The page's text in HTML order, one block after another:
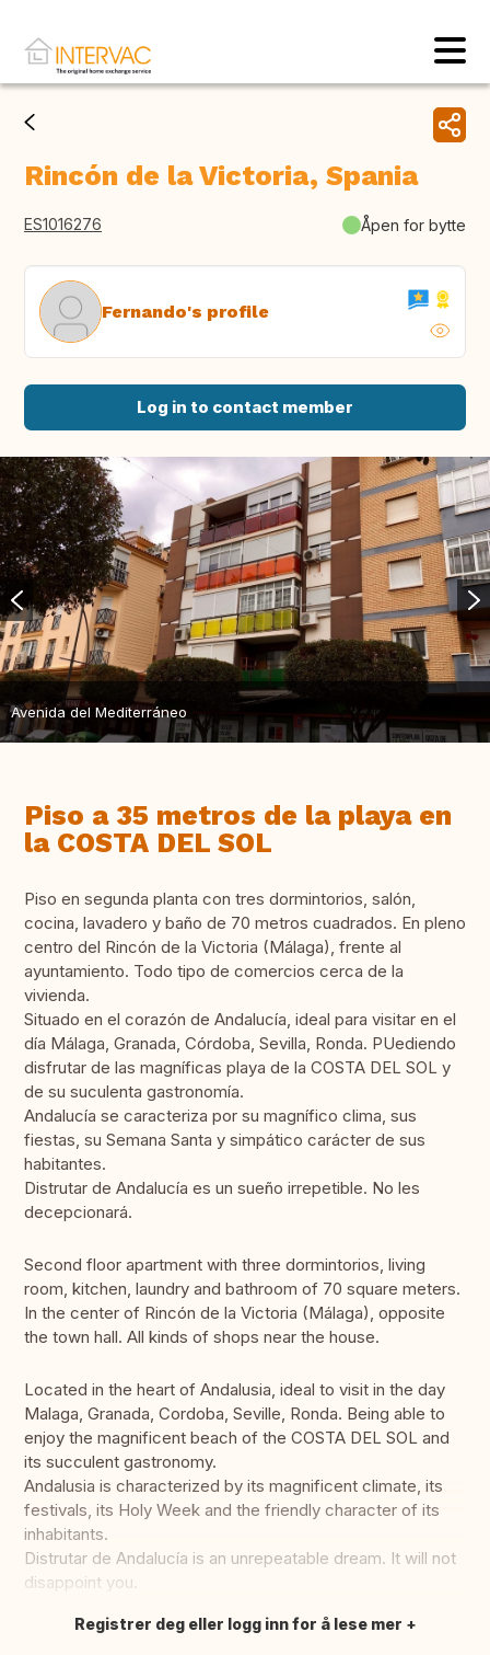
Rincón de la Victoria, Spania
ES1016276 Åpen for bytte
Fernando's profile
Log in to contact member
Avenida del Mediterráneo
Piso a 35 metros de la playa en
la COSTA DEL SOL
Piso en segunda planta con tres dormintorios, salón,
cocina, lavadero y baño de 70 metros cuadrados. En pleno
centro del Rincón de la Victoria (Málaga), frente al
ayuntamiento. Todo tipo de comercios cerca de la
vivienda.
Situado en el corazón de Andalucía, ideal para visitar en el
día Málaga, Granada, Córdoba, Sevilla, Ronda. PUediendo
disfrutar de las magníficas playa de la COSTA DEL SOL y
de su suculenta gastronomía.
Andalucía se caracteriza por su magnífico clima, sus
fiestas, su Semana Santa y simpático carácter de sus
habitantes.
Distrutar de Andalucía es un sueño irrepetible. No les
decepcionará.
Second floor apartment with three dormintorios, living
room, kitchen, laundry and bathroom of 70 square meters.
In the center of Rincón de la Victoria (Málaga), opposite
the town hall. All kinds of shops near the house.
Located in the heart of Andalusia, ideal to visit in the day
Malaga, Granada, Cordoba, Seville, Ronda. Being able to
enjoy the magnificent beach of the COSTA DEL SOL and
its succulent gastronomy.
Andalusia is characterized by its magnificent climate, its
festivals, its Holy Week and the friendly character of its
inhabitants.
Distrutar de Andalucía is an unrepeatable dream. It will not
disappoint you.
Oversett dette
Registrer deg eller logg inn for å lese mer